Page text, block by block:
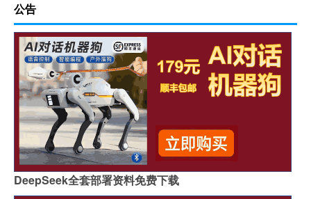
公告
DeepSeek全套部署资料免费下载